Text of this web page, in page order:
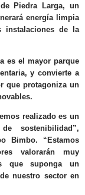
Piedra Larga, un
energía limpia
instalaciones de la
es el mayor parque
y convierte a
que protagoniza un
realizado es un
sostenibilidad”,
Bimbo. “Estamos
valorarán muy
que suponga un
nuestro sector en